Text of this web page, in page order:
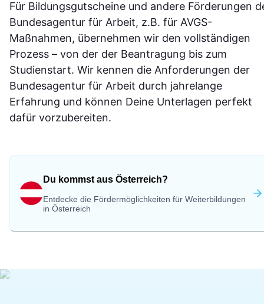
Für Bildungsgutscheine und andere Förderungen
Bundesagentur für Arbeit, z.B. für AVGS-
Maßnahmen, übernehmen wir den vollständigen
Prozess – von der der Beantragung bis zum
Studienstart. Wir kennen die Anforderungen der
Bundesagentur für Arbeit durch jahrelange
Erfahrung und können Deine Unterlagen perfekt
dafür vorzubereiten.
Du kommst aus Österreich?
Entdecke die Fördermöglichkeiten für Weiterbildungen
in Österreich